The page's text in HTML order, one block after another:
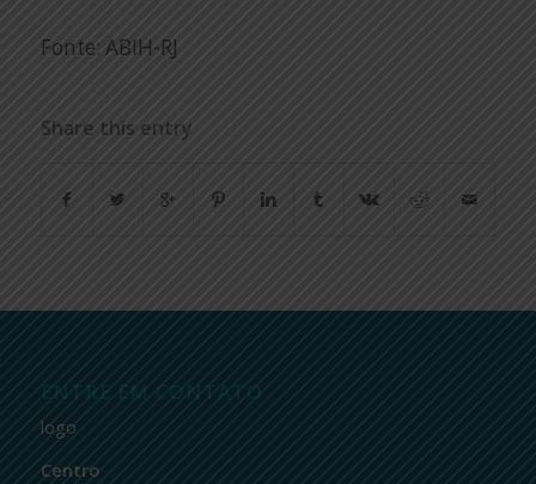
Fonte: ABIH-RJ
Share this entry
ENTRE EM CONTATO
logo
Centro